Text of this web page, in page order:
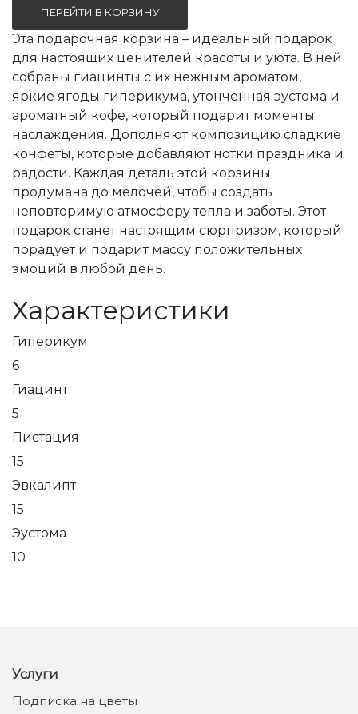
ПЕРЕЙТИ В КОРЗИНУ
Эта подарочная корзина – идеальный подарок
для настоящих ценителей красоты и уюта. В ней
собраны гиацинты с их нежным ароматом,
яркие ягоды гиперикума, утонченная эустома и
ароматный кофе, который подарит моменты
наслаждения. Дополняют композицию сладкие
конфеты, которые добавляют нотки праздника и
радости. Каждая деталь этой корзины
продумана до мелочей, чтобы создать
неповторимую атмосферу тепла и заботы. Этот
подарок станет настоящим сюрпризом, который
порадует и подарит массу положительных
эмоций в любой день.
Характеристики
Гиперикум
6
Гиацинт
5
Пистация
15
Эвкалипт
15
Эустома
10
Услуги
Подписка на цветы